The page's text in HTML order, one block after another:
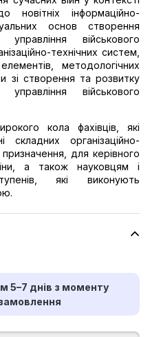
новітніх інформаційно-
основ створення
військового
технічних систем,
методологічних
зі створення та розвитку
військового
кола фахівців, які
організаційно-
для керівного
а також науковцям і
які виконують
5–7 днів з моменту